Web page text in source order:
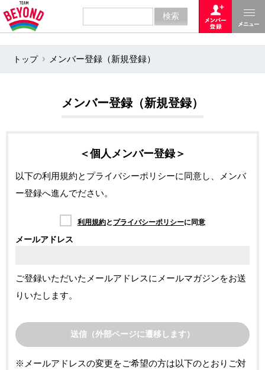
トップ メンバー登録（新規登録）
メンバー登録（新規登録）
＜個人メンバー登録＞
以下の利用規約とプライバシーポリシーに同意し、メンバ
ー登録へ進んでださい。
利用規約と プライバシーポリシーに同意
メールアドレス
ご登録いただいたメールアドレスにメールマガジンをお送
りいたします。
※メールアドレスの変更をご希望の方は以下のとおりご対